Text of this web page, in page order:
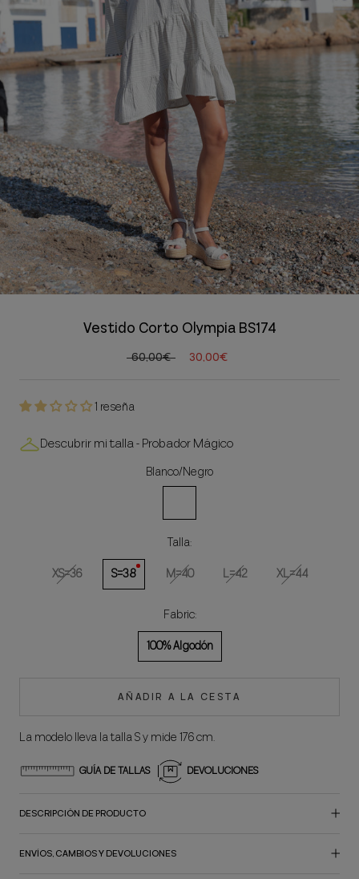
Vestido Corto Olympia BS174
60,00€ 30,00€
1 reseña
Descubrir mi talla - Probador Mágico
Blanco/Negro
Talla:
XS=36
S=38 M=40 L=42 XL=44
Fabric:
100% Algodón
AÑADIR A LA CESTA
La modelo lleva la talla S y mide 176 cm.
GUÍA DE TALLAS DEVOLUCIONES
DESCRIPCIÓN DE PRODUCTO
ENVÍOS, CAMBIOS Y DEVOLUCIONES